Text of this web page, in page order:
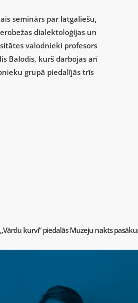
seminārs par latgaliešu,
dialektoloģijas un
valodnieki profesors
Balodis, kurš darbojas arī
grupā piedalījās trīs
kurvi” piedalās Muzeju nakts